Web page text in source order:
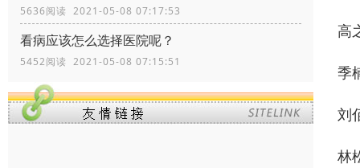
5636阅读 2021-05-08 07:17:53
看病应该怎么选择医院呢？
5452阅读 2021-05-08 07:15:51
高
季
刘
林